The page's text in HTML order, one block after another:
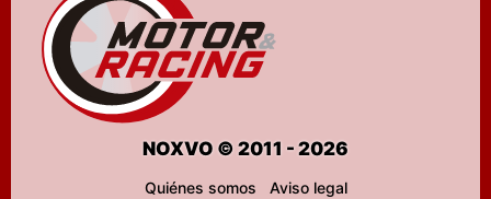
NOXVO © 2011 - 2026
Quiénes somos
Aviso legal